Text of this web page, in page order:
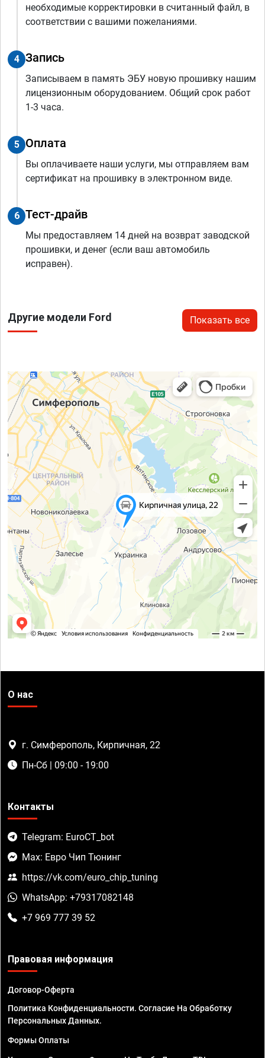
необходимые корректировки в считанный файл, в
соответствии с вашими пожеланиями.
4 Запись
Записываем в память ЭБУ новую прошивку нашим
лицензионным оборудованием. Общий срок работ
1-3 часа.
5 Оплата
Вы оплачиваете наши услуги, мы отправляем вам
сертификат на прошивку в электронном виде.
6 Тест-драйв
Мы предоставляем 14 дней на возврат заводской
прошивки, и денег (если ваш автомобиль
исправен).
Другие модели Ford Показать все
О нас
г. Симферополь, Кирпичная, 22
Пн-Сб | 09:00 - 19:00
Контакты
Telegram: EuroCT_bot
Max: Евро Чип Тюнинг
https://vk.com/euro_chip_tuning
WhatsApp: +79317082148
+7 969 777 39 52
Правовая информация
Договор-Оферта
Политика Конфиденциальности. Согласие На Обработку
Персональных Данных.
Формы Оплаты